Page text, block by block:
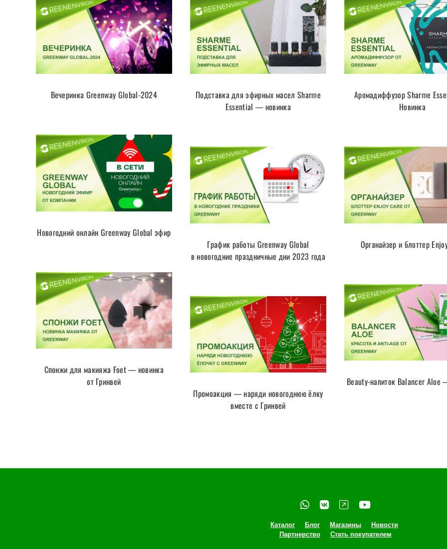
Вечеринка Greenway Global-2024
Подставка для эфирных масел Sharme
Essential — новинка
Аромадиффузор Sharme
Новинка
Новогодний онлайн Greenway Global эфир
График работы Greenway Global
в новогодние праздничные дни 2023 года
Органайзер и блоттер
Спонжи для макияжа Foet — новинка
от Гринвей
Beauty-напиток Balancer Aloe
Промоакция — наряди новогоднюю ёлку
вместе с Гринвей
Каталог Блог Магазины
Новости
Партнерство
Стать покупателем